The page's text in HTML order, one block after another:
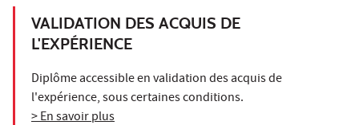
VALIDATION DES ACQUIS DE
L'EXPÉRIENCE
Diplôme accessible en validation des acquis de
l'expérience, sous certaines conditions.
> En savoir plus